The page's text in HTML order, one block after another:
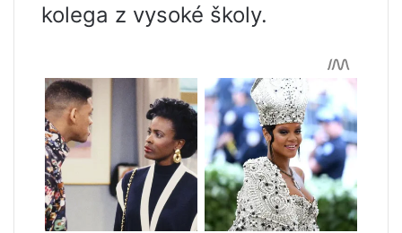
kolega z vysoké školy.